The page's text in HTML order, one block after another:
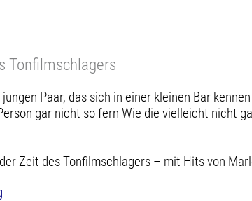
Tonfilmschlagers
Paar, das sich in einer kleinen Bar
gar nicht so fern Wie die vielleicht nicht
Zeit des Tonfilmschlagers – mit Hits von